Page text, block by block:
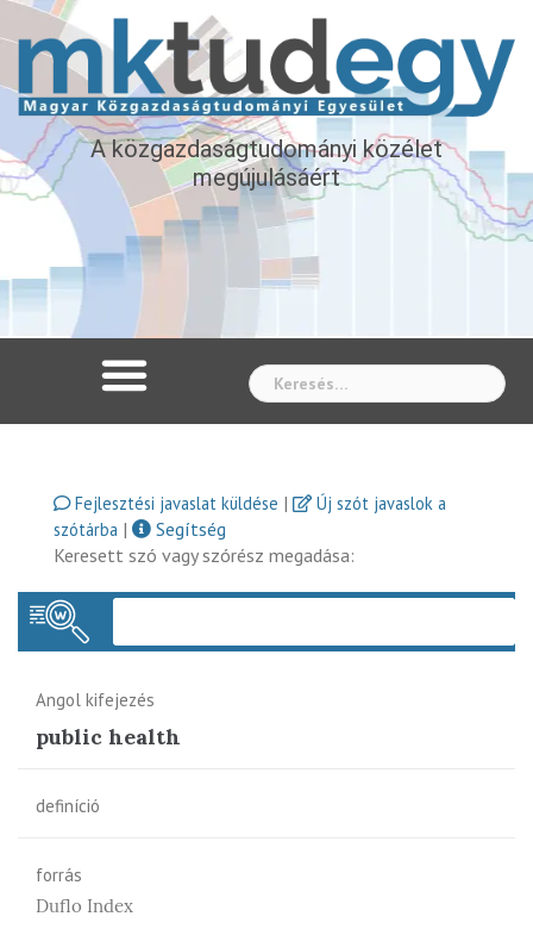
A közgazdaságtudományi közélet
megújulásáért
Fejlesztési javaslat küldése |
Új szót javaslok a
szótárba |
Segítség
Keresett szó vagy szórész megadása:
Angol kifejezés
public health
definíció
forrás
Duflo Index